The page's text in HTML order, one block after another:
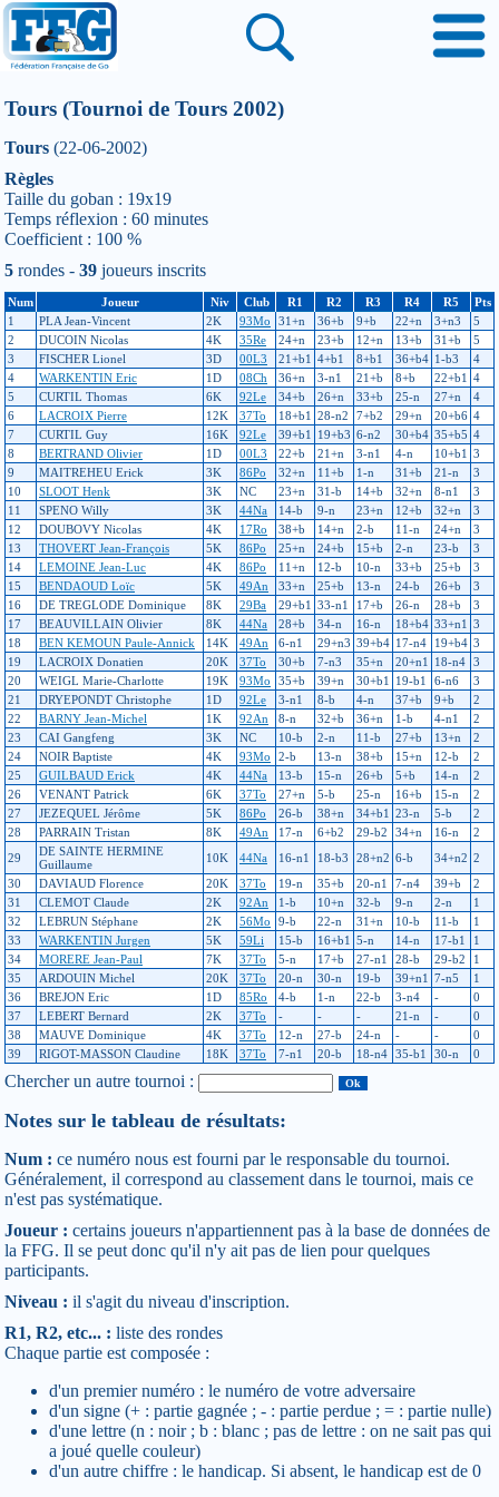
Tours (Tournoi de Tours 2002)
Tours (22-06-2002)
Règles
Taille du goban : 19x19
Temps réflexion : 60 minutes
Coefficient : 100 %
5 rondes - 39 joueurs inscrits
Num Joueur Niv Club R1 R2 R3 R4 R5
Pts
1
PLA Jean-Vincent 2K 93Mo 31+n 36+b 9+b 22+n 3+n3
5
2
DUCOIN Nicolas 4K 35Re 24+n 23+b 12+n 13+b 31+b
5
3
FISCHER Lionel 3D 00L3 21+b1 4+b1 8+b1 36+b4 1-b3
4
4
WARKENTIN Eric 1D 08Ch 36+n 3-n1 21+b 8+b 22+b1 4
5
CURTIL Thomas 6K 92Le 34+b 26+n 33+b 25-n 27+n
4
6
LACROIX Pierre 12K 37To 18+b1 28-n2 7+b2 29+n 20+b6 4
7
CURTIL Guy 16K 92Le 39+b1 19+b3 6-n2 30+b4 35+b5 4
8
BERTRAND Olivier 1D 00L3 22+b 21+n 3-n1 4-n 10+b1 3
9
MAITREHEU Erick 3K 86Po 32+n 11+b 1-n 31+b 21-n
3
10
SLOOT Henk 3K NC 23+n 31-b 14+b 32+n 8-n1
3
11
SPENO Willy 3K 44Na 14-b 9-n 23+n 12+b 32+n
3
12
DOUBOVY Nicolas 4K 17Ro 38+b 14+n 2-b 11-n 24+n
3
13
THOVERT Jean-François 5K 86Po 25+n 24+b 15+b 2-n 23-b
3
14
LEMOINE Jean-Luc 4K 86Po 11+n 12-b 10-n 33+b 25+b
3
15
BENDAOUD Loïc 5K 49An 33+n 25+b 13-n 24-b 26+b
3
16
DE TREGLODE Dominique 8K 29Ba 29+b1 33-n1 17+b 26-n 28+b
3
17
BEAUVILLAIN Olivier 8K 44Na 28+b 34-n 16-n 18+b4 33+n1 3
18
BEN KEMOUN Paule-Annick 14K 49An 6-n1 29+n3 39+b4 17-n4 19+b4 3
19
LACROIX Donatien 20K 37To 30+b 7-n3 35+n 20+n1 18-n4 3
20
WEIGL Marie-Charlotte 19K 93Mo 35+b 39+n 30+b1 19-b1 6-n6
3
21
DRYEPONDT Christophe 1D 92Le 3-n1 8-b 4-n 37+b 9+b
2
22
BARNY Jean-Michel 1K 92An 8-n 32+b 36+n 1-b 4-n1
2
23
CAI Gangfeng 3K NC 10-b 2-n 11-b 27+b 13+n
2
24
NOIR Baptiste 4K 93Mo 2-b 13-n 38+b 15+n 12-b
2
25
GUILBAUD Erick 4K 44Na 13-b 15-n 26+b 5+b 14-n
2
26
VENANT Patrick 6K 37To 27+n 5-b 25-n 16+b 15-n
2
27
JEZEQUEL Jérôme 5K 86Po 26-b 38+n 34+b1 23-n 5-b
2
28
PARRAIN Tristan 8K 49An 17-n 6+b2 29-b2 34+n 16-n
2
29
DE SAINTE HERMINE
Guillaume
10K 44Na 16-n1 18-b3 28+n2 6-b 34+n2 2
30
DAVIAUD Florence 20K 37To 19-n 35+b 20-n1 7-n4 39+b
2
31
CLEMOT Claude 2K 92An 1-b 10+n 32-b 9-n 2-n
1
32
LEBRUN Stéphane 2K 56Mo 9-b 22-n 31+n 10-b 11-b
1
33
WARKENTIN Jurgen 5K 59Li 15-b 16+b1 5-n 14-n 17-b1
1
34
MORERE Jean-Paul 7K 37To 5-n 17+b 27-n1 28-b 29-b2
1
35
ARDOUIN Michel 20K 37To 20-n 30-n 19-b 39+n1 7-n5
1
36
BREJON Eric 1D 85Ro 4-b 1-n 22-b 3-n4 -
0
37
LEBERT Bernard 2K 37To - - - 21-n -
0
38
MAUVE Dominique 4K 37To 12-n 27-b 24-n - -
0
39
RIGOT-MASSON Claudine 18K 37To 7-n1 20-b 18-n4 35-b1 30-n 0
Chercher un autre tournoi :
Notes sur le tableau de résultats:
Num : ce numéro nous est fourni par le responsable du tournoi.
Généralement, il correspond au classement dans le tournoi, mais ce
n'est pas systématique.
Joueur : certains joueurs n'appartiennent pas à la base de données de
la FFG. Il se peut donc qu'il n'y ait pas de lien pour quelques
participants.
Niveau : il s'agit du niveau d'inscription.
R1, R2, etc... : liste des rondes
Chaque partie est composée :
d'un premier numéro : le numéro de votre adversaire
d'un signe (+ : partie gagnée ; - : partie perdue ; = : partie nulle)
d'une lettre (n : noir ; b : blanc ; pas de lettre : on ne sait pas qui
a joué quelle couleur)
d'un autre chiffre : le handicap. Si absent, le handicap est de 0